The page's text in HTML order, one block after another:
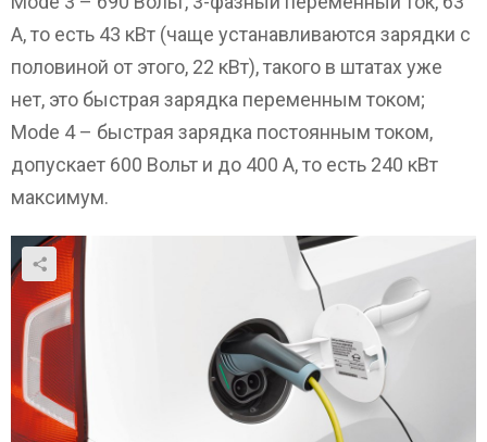
А, то есть 43 кВт (чаще устанавливаются зарядки с
половиной от этого, 22 кВт), такого в штатах уже
нет, это быстрая зарядка переменным током;
Mode 4 – быстрая зарядка постоянным током,
допускает 600 Вольт и до 400 А, то есть 240 кВт
максимум.